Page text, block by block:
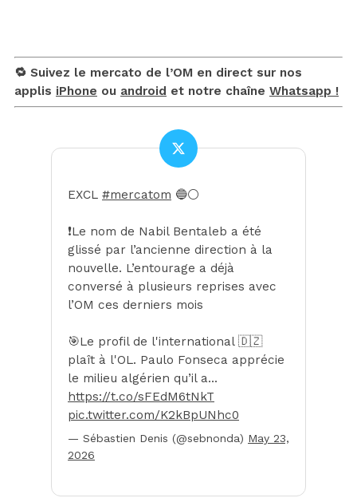
🔁 Suivez le mercato de l’OM en direct sur nos
applis iPhone ou android et notre chaîne Whatsapp !
EXCL #mercatom 🔵⚪️
❗️Le nom de Nabil Bentaleb a été
glissé par l’ancienne direction à la
nouvelle. L’entourage a déjà
conversé à plusieurs reprises avec
l’OM ces derniers mois
🎯Le profil de l'international 🇩🇿
plaît à l'OL. Paulo Fonseca apprécie
le milieu algérien qu’il a…
https://t.co/sFEdM6tNkT
pic.twitter.com/K2kBpUNhc0
— Sébastien Denis (@sebnonda) May 23,
2026